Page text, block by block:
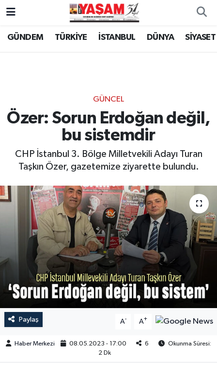
GÜNDEM TÜRKİYE İSTANBUL DÜNYA SİYASET
GÜNCEL
Özer: Sorun Erdoğan değil,
bu sistemdir
CHP İstanbul 3. Bölge Milletvekili Adayı Turan
Taşkın Özer, gazetemize ziyarette bulundu.
Paylaş A- A+
Haber Merkezi 08.05.2023 - 17:00 6
Okunma Süresi:
2 Dk